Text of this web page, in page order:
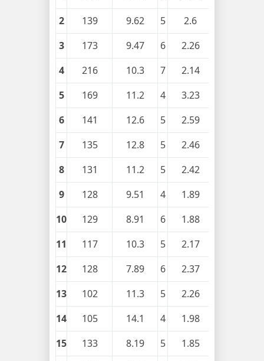
2
139 9.62 5 2.6
3
173 9.47 6 2.26
4
216 10.3 7 2.14
5
169 11.2 4 3.23
6
141 12.6 5 2.59
7
135 12.8 5 2.46
8
131 11.2 5 2.42
9
128 9.51 4 1.89
10
129 8.91 6 1.88
11
117 10.3 5 2.17
12
128 7.89 6 2.37
13
102 11.3 5 2.26
14
105 14.1 4 1.98
15
133 8.19 5 1.85